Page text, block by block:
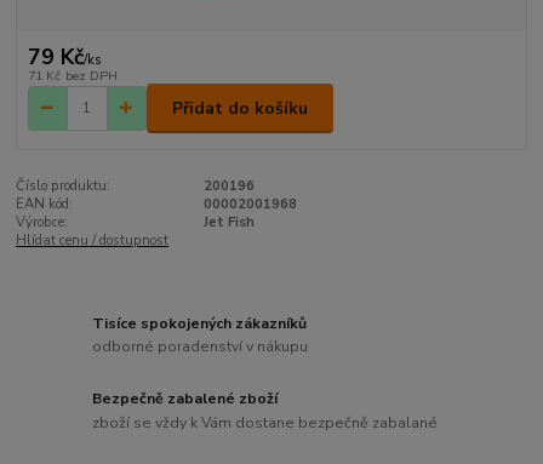
79 Kč/ks
71 Kč bez DPH
Přidat do košíku
Číslo produktu:
200196
EAN kód:
00002001968
Výrobce:
Jet Fish
Hlídat cenu / dostupnost
Tisíce spokojených zákazníků
odborné poradenství v nákupu
Bezpečně zabalené zboží
zboží se vždy k Vám dostane bezpečně zabalané